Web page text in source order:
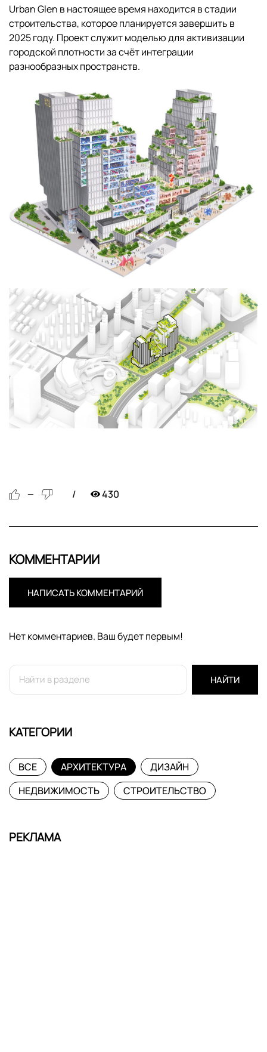
Urban Glen в настоящее время находится в стадии
строительства, которое планируется завершить в
2025 году. Проект служит моделью для активизации
городской плотности за счёт интеграции
разнообразных пространств.
— 430
КОММЕНТАРИИ
НАПИСАТЬ КОММЕНТАРИЙ
Нет комментариев. Ваш будет первым!
НАЙТИ
КАТЕГОРИИ
ВСЕ АРХИТЕКТУРА
ДИЗАЙН
НЕДВИЖИМОСТЬ
СТРОИТЕЛЬСТВО
РЕКЛАМА